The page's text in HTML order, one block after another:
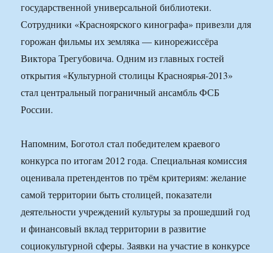
государственной универсальной библиотеки.
Сотрудники «Красноярского кинографа» привезли для
горожан фильмы их земляка — кинорежиссёра
Виктора Трегубовича. Одним из главных гостей
открытия «Культурной столицы Красноярья-2013»
стал центральный пограничный ансамбль ФСБ
России.
Напомним, Боготол стал победителем краевого
конкурса по итогам 2012 года. Специальная комиссия
оценивала претендентов по трём критериям: желание
самой территории быть столицей, показатели
деятельности учреждений культуры за прошедший год
и финансовый вклад территории в развитие
социокультурной сферы. Заявки на участие в конкурсе